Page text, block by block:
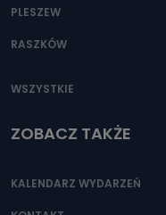
PLESZEW
RASZKÓW
WSZYSTKIE
ZOBACZ TAKŻE
KALENDARZ WYDARZEŃ